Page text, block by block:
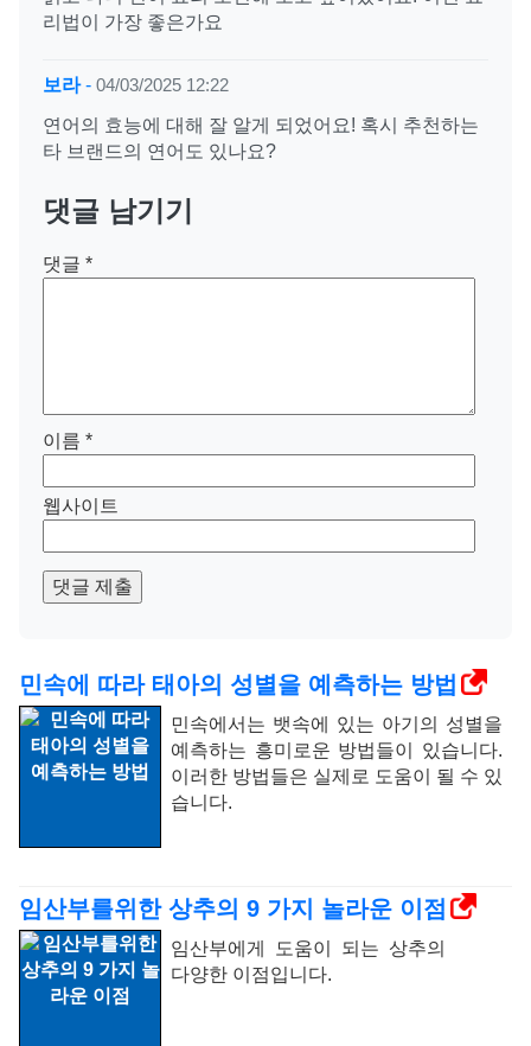
리법이 가장 좋은가요
보라- 04/03/2025 12:22
연어의 효능에 대해 잘 알게 되었어요! 혹시 추천하는
타 브랜드의 연어도 있나요?
댓글 남기기
댓글 *
이름 *
웹사이트
댓글 제출
민속에 따라 태아의 성별을 예측하는 방법
민속에서는 뱃속에 있는 아기의 성별을
예측하는 흥미로운 방법들이 있습니다.
이러한 방법들은 실제로 도움이 될 수 있
습니다.
임산부를위한 상추의 9 가지 놀라운 이점
임산부에게 도움이 되는 상추의
다양한 이점입니다.